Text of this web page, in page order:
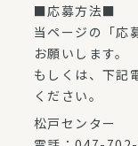
■応募方法■
当ページの「応
お願いします。
もしくは、下記
ください。
松戸センター